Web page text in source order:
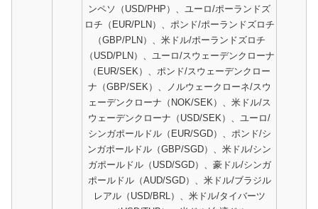
ンペソ（USD/PHP）、ユーロ/ポーランドズ
ロチ（EUR/PLN）、ポンド/ポーランドズロチ
（GBP/PLN）、米ドル/ポーランドズロチ
（USD/PLN）、ユーロ/スウェーデンクローナ
（EUR/SEK）、ポンド/スウェーデンクロー
ナ（GBP/SEK）、ノルウェークローネ/スウ
ェーデンクローナ（NOK/SEK）、米ドル/ス
ウェーデンクローナ（USD/SEK）、ユーロ/
シンガポールドル（EUR/SGD）、ポンド/シ
ンガポールドル（GBP/SGD）、米ドル/シン
ガポールドル（USD/SGD）、豪ドル/シンガ
ポールドル（AUD/SGD）、米ドル/ブラジル
レアル（USD/BRL）、米ドル/タイバーツ